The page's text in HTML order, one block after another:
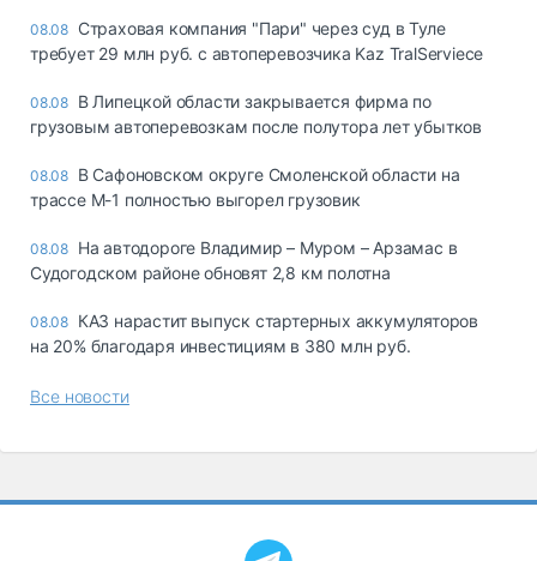
08.08 Страховая компания "Пари" через суд в Туле
требует 29 млн руб. с автоперевозчика Kaz TralServiece
08.08 В Липецкой области закрывается фирма по
грузовым автоперевозкам после полутора лет убытков
08.08 В Сафоновском округе Смоленской области на
трассе М-1 полностью выгорел грузовик
08.08 На автодороге Владимир – Муром – Арзамас в
Судогодском районе обновят 2,8 км полотна
08.08 КАЗ нарастит выпуск стартерных аккумуляторов
на 20% благодаря инвестициям в 380 млн руб.
Все новости